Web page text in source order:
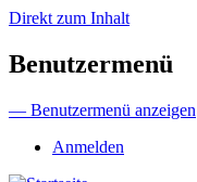
Direkt zum Inhalt
Benutzermenü
— Benutzermenü anzeigen
Anmelden